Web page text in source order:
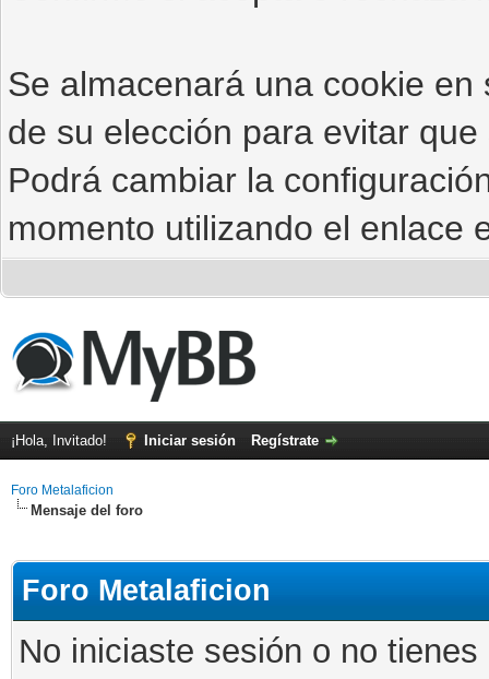
Se almacenará una cookie
de su elección para evitar
Podrá cambiar la
momento utilizando el enlace
¡Hola, Invitado! Iniciar sesión Regístrate
Foro Metalaficion
Mensaje del foro
Foro Metalaficion
No iniciaste sesión o no